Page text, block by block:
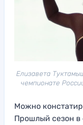
Елизавета
чемпионате
Можно
Прошлый сезон в